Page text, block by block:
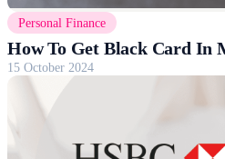
Personal Finance
How To Get Black Card In
15 October 2024